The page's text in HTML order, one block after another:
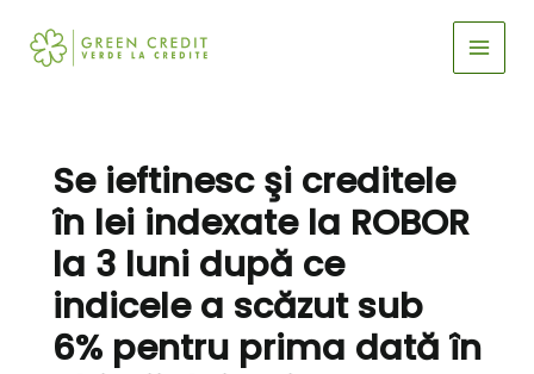
content
Se ieftinesc şi creditele
în lei indexate la ROBOR
la 3 luni după ce
indicele a scăzut sub
6% pentru prima dată în